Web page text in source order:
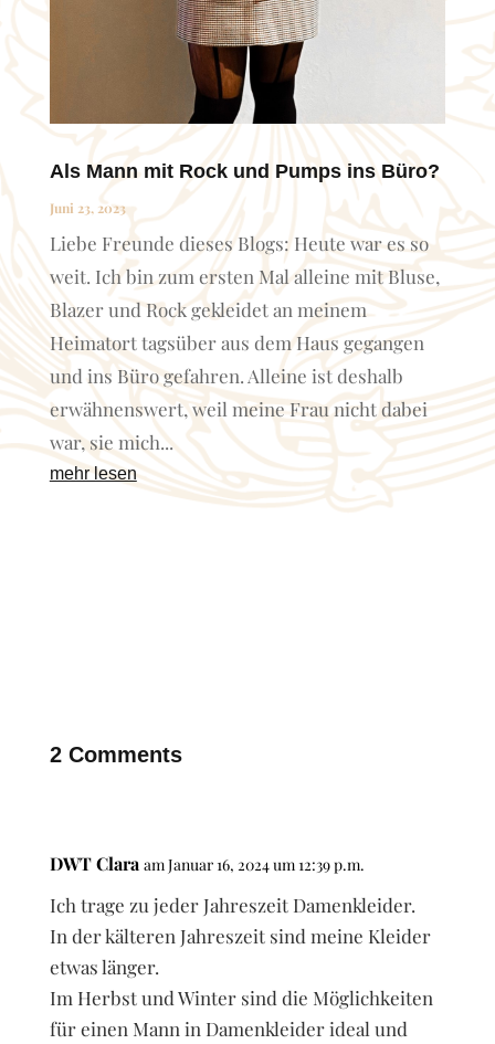
Als Mann mit Rock und Pumps ins Büro?
Juni 23, 2023
Liebe Freunde dieses Blogs: Heute war es so
weit. Ich bin zum ersten Mal alleine mit Bluse,
Blazer und Rock gekleidet an meinem
Heimatort tagsüber aus dem Haus gegangen
und ins Büro gefahren. Alleine ist deshalb
erwähnenswert, weil meine Frau nicht dabei
war, sie mich...
mehr lesen
2 Comments
DWT Clara am Januar 16, 2024 um 12:39 p.m.
Ich trage zu jeder Jahreszeit Damenkleider.
In der kälteren Jahreszeit sind meine Kleider
etwas länger.
Im Herbst und Winter sind die Möglichkeiten
für einen Mann in Damenkleider ideal und